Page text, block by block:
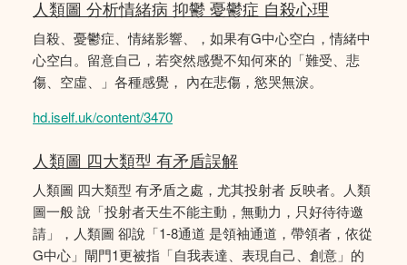
人類圖 分析情緒病 抑鬱 憂鬱症 自殺心理
自殺、憂鬱症、情緒影響、，如果有G中心空白，情緒中
心空白。留意自己，若突然感覺不知何來的「難受、悲
傷、空虛、」各種感覺， 內在悲傷，慾哭無淚。
hd.iself.uk/content/3470
人類圖 四大類型 有矛盾誤解
人類圖 四大類型 有矛盾之處，尤其投射者 反映者。人類
圖一般 說「投射者天生不能主動，無動力，只好待待邀
請」，人類圖 卻說「1-8通道 是領袖通道，帶領者，依從
G中心」閘門1更被指「自我表達、表現自己、創意」的